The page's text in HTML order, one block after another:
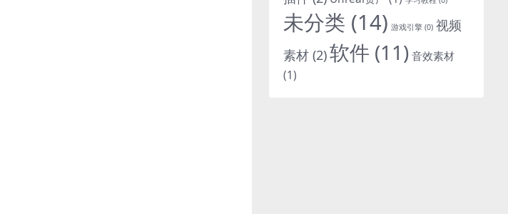
未分类 (14) 游戏引擎 (0) 视频
素材 (2)软件 (11)音效素材
(1)